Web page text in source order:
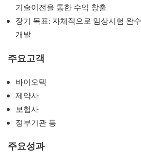
기술이전을 통한 수익 창출
장기 목표: 자체적으로 임상시험 완
개발
주요고객
바이오텍
제약사
보험사
정부기관 등
주요성과